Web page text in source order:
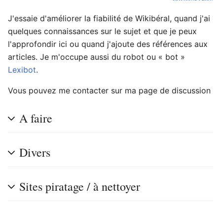
J'essaie d'améliorer la fiabilité de Wikibéral, quand j'ai
quelques connaissances sur le sujet et que je peux
l'approfondir ici ou quand j'ajoute des références aux
articles. Je m'occupe aussi du robot ou « bot »
Lexibot.
Vous pouvez me contacter sur ma page de discussion
A faire
Divers
Sites piratage / à nettoyer